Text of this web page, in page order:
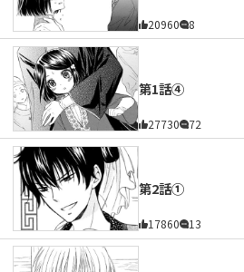
20960 8
第1話④
27730 72
第2話①
17860 13